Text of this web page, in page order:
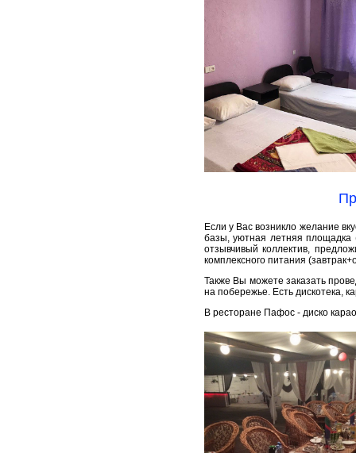
Если у Вас возникло желание
базы, уютная летняя площадка
отзывчивый коллектив,
комплексного питания
Также Вы можете заказать
на побережье. Есть дискотека,
В ресторане Пафос - диско